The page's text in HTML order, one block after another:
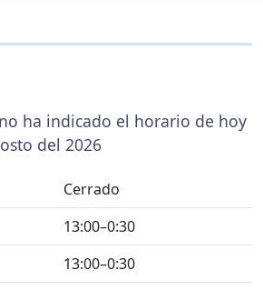
ha indicado el horario de hoy
del 2026
Cerrado
13:00–0:30
13:00–0:30